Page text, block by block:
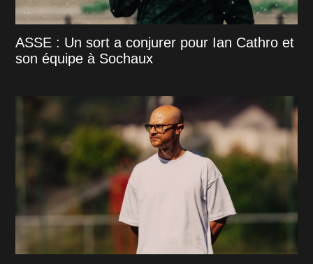
ASSE : Un sort a conjurer pour Ian Cathro et
son équipe à Sochaux